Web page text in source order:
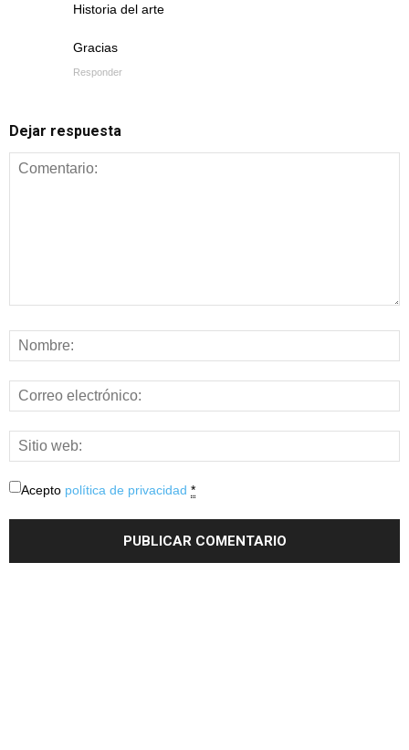
Historia del arte
Gracias
Responder
Dejar respuesta
Acepto política de privacidad *